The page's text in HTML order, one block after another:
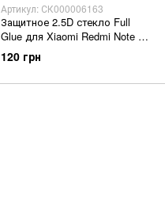
Артикул: СК000006163
Защитное 2.5D стекло Full
Glue для Xiaomi Redmi Note 5
f/s white
120 грн